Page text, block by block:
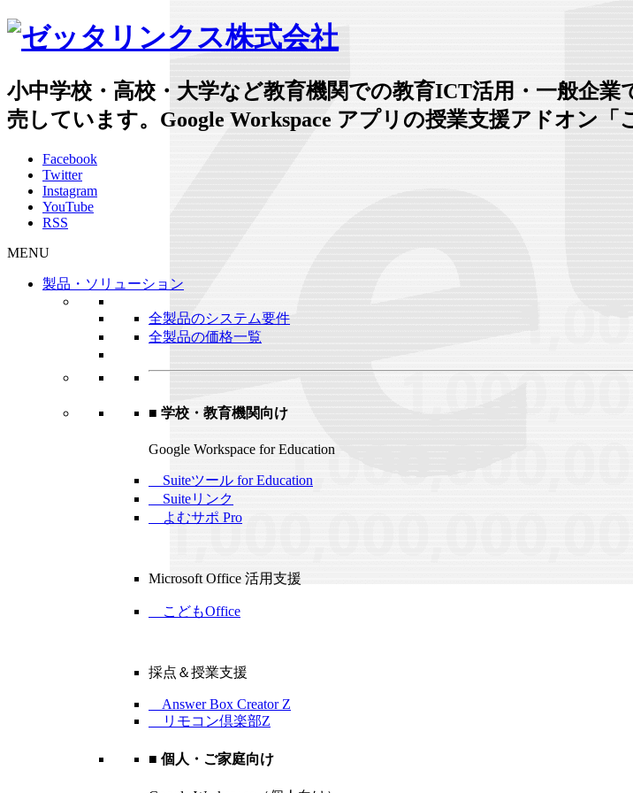
小中学校・高校・大学など教育機関での教育ICT活用・一般企
売しています。Google Workspace アプリの授業支援アドオン「
Facebook
Twitter
Instagram
YouTube
RSS
MENU
製品・ソリューション
全製品のシステム要件
全製品の価格一覧
■ 学校・教育機関向け
Google Workspace for Education
Suiteツール for Education
Suiteリンク
よむサポ Pro
Microsoft Office 活用支援
こどもOffice
採点＆授業支援
Answer Box Creator Z
リモコン倶楽部Z
■ 個人・ご家庭向け